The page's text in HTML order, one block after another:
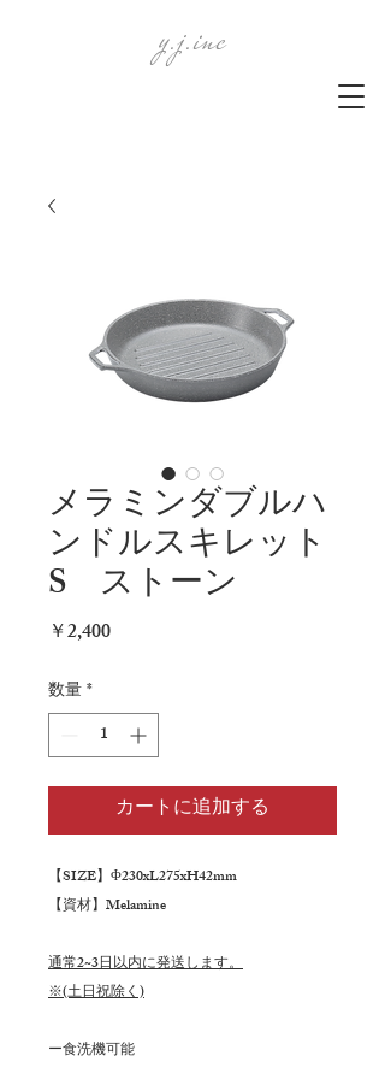
y.j.inc
メラミンダブルハ
ンドルスキレット
S ストーン
￥2,400価
数量*
カートに追加する
【SIZE】Φ230xL275xH42mm
【資材】Melamine
通常2~3日以内に発送します。
※(土日祝除く)
ー食洗機可能